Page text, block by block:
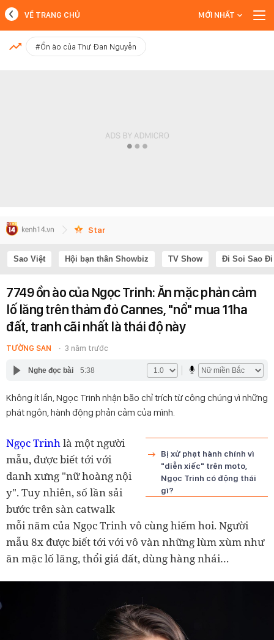
MỚI NHẤT
VỀ TRANG CHỦ MỚI NHẤT
#Ồn ào của Thư Đan Nguyễn
Star
Sao Việt Hội bạn thân Showbiz TV Show Đi Soi Sao Đi
7749 ồn ào của Ngọc Trinh: Ăn mặc phản cảm
lố lăng trên thảm đỏ Cannes, "nổ" mua 11ha
đất, tranh cãi nhất là thái độ này
TƯỜNG SAN 3 năm trước
Nghe đọc bài 5:38
Không ít lần, Ngọc Trinh nhận bão chỉ trích từ công chúng vì những
phát ngôn, hành động phản cảm của mình.
Bị xử phạt hành chính vì
"diễn xiếc" trên moto,
Ngọc Trinh có động thái
gì?
Ngọc Trinhlà một người
mẫu, được biết tới với
danh xưng "nữ hoàng nội
y". Tuy nhiên, số lần sải
bước trên sàn catwalk
mỗi năm của Ngọc Trinh vô cùng hiếm hoi. Người
mẫu 8x được biết tới với vô vàn những lùm xùm như
ăn mặc lố lăng, thổi giá đất, dùng hàng nhái…